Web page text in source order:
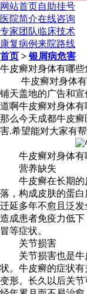
网站首页自助挂号
医院简介在线咨询
专家团队临床技术
康复病例来院路线
首页 >银屑病危害
牛皮癣对身体有哪些
牛皮癣对身体有
铺天盖地的广告和
道啊牛皮癣对身体
那么今天成都牛皮
害.希望能对大家有
牛皮癣对身体有
营养缺失
牛皮癣在长期的
落，构成皮肤的蛋
迁延多年不愈且泛发
造成患者免疫力低
冒等症状。
关节损害
关节损害也是牛
状。牛皮癣的症状
变形。长久以后关